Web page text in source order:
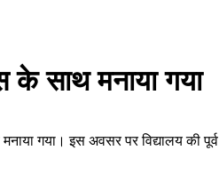
के साथ मनाया गया
गया। इस अवसर पर विद्यालय की